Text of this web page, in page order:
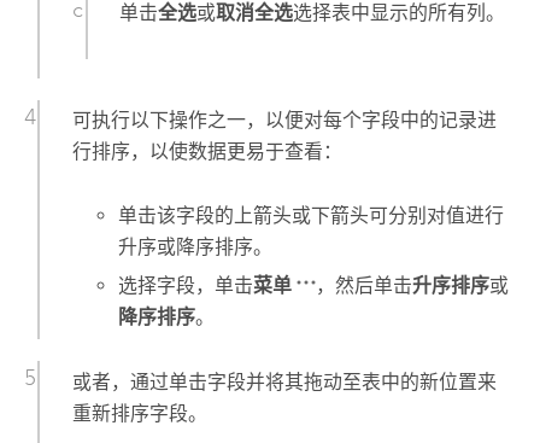
单击全选或取消全选选择表中显示的所有列。
可执行以下操作之一，以便对每个字段中的记录进
行排序，以使数据更易于查看：
单击该字段的上箭头或下箭头可分别对值进行
升序或降序排序。
选择字段，单击菜单 ，然后单击升序排序或
降序排序。
或者，通过单击字段并将其拖动至表中的新位置来
重新排序字段。